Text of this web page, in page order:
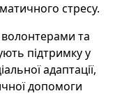
стресу.
волонтерами та
підтримку у
адаптації,
допомоги